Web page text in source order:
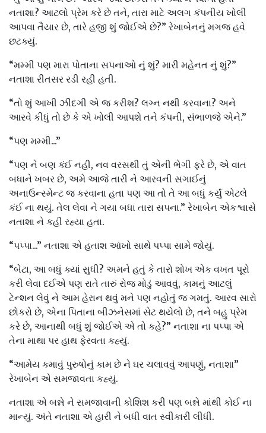
નતાશા? આટલો પ્રેમ કરે છે તને, તારા માટે અલગ કંપનીય ખોલી
આપવા તૈયાર છે, તારે હજી શું જોઈએ છે?” રેખાબેનનું મગજ હવે
છટક્યું.
“મમ્મી પણ મારા પોતાના સપનાઓ નું શું? મારી મહેનત નું શું?”
નતાશા રીતસર રડી રહી હતી.
“તો શું આખી ઝીંદગી એ જ કરીશ? લગ્ન નથી કરવાના? અને
આરવે કીધું તો છે કે એ ખોલી આપશે તને કંપની, સંભાળજે એને.”
“પણ મમ્મી...”
“પણ ને બણ કંઈ નહી, નવ વરસથી તું એની ભેગી ફરે છે, એ વાત
બધાને ખબર છે, અમે આજે તારી ને આરવની સગાઈનું
અનાઉન્સ્મેન્ટ જ કરવાના હતા પણ આ તો તે આ બધું કર્યું એટલે
કંઈ ના થયું. તેલ લેવા ને ગયા બધા તારા સપના.” રેખાબેન એકશ્વાસે
નતાશા ને કહી રહ્યા હતા.
“પપ્પા...” નતાશા એ હતાશ આંખો સાથે પપ્પા સામે જોયું.
“બેટા, આ બધું ક્યાં સુધી? અમને હતું કે તારો શોખ એક વખત પૂરો
કરી લેવા દઈએ પણ રાતે તારું રોજ મોડું આવવું, કામનું આટલું
ટેન્શન લેવું ને આમ હેરાન થવું મને પણ નહોતું જ ગમતું. આરવ સારો
છોકરો છે, એના પિતાના બીઝનેસમાં સેટ થયેલો છે, તને બહુ પ્રેમ
કરે છે, આનાથી બધું શું જોઈએ એ તો કહે?” નતાશા ના પપ્પા એ
તેના માથા પર હાથ ફેરવતા કહ્યું.
“આમેય કમાવું પુરુષોનું કામ છે ને ઘર ચલાવવું આપણું, નતાશા”
રેખાબેન એ સમજાવતા કહ્યું.
નતાશા એ બન્ને ને સમજાવાની કોશિશ કરી પણ બન્ને માંથી કોઈ ના
માન્યું. અંતે નતાશા એ હારી ને બધી વાત સ્વીકારી લીધી.